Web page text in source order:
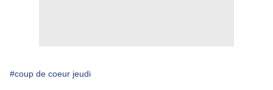
#coup de coeur jeudi